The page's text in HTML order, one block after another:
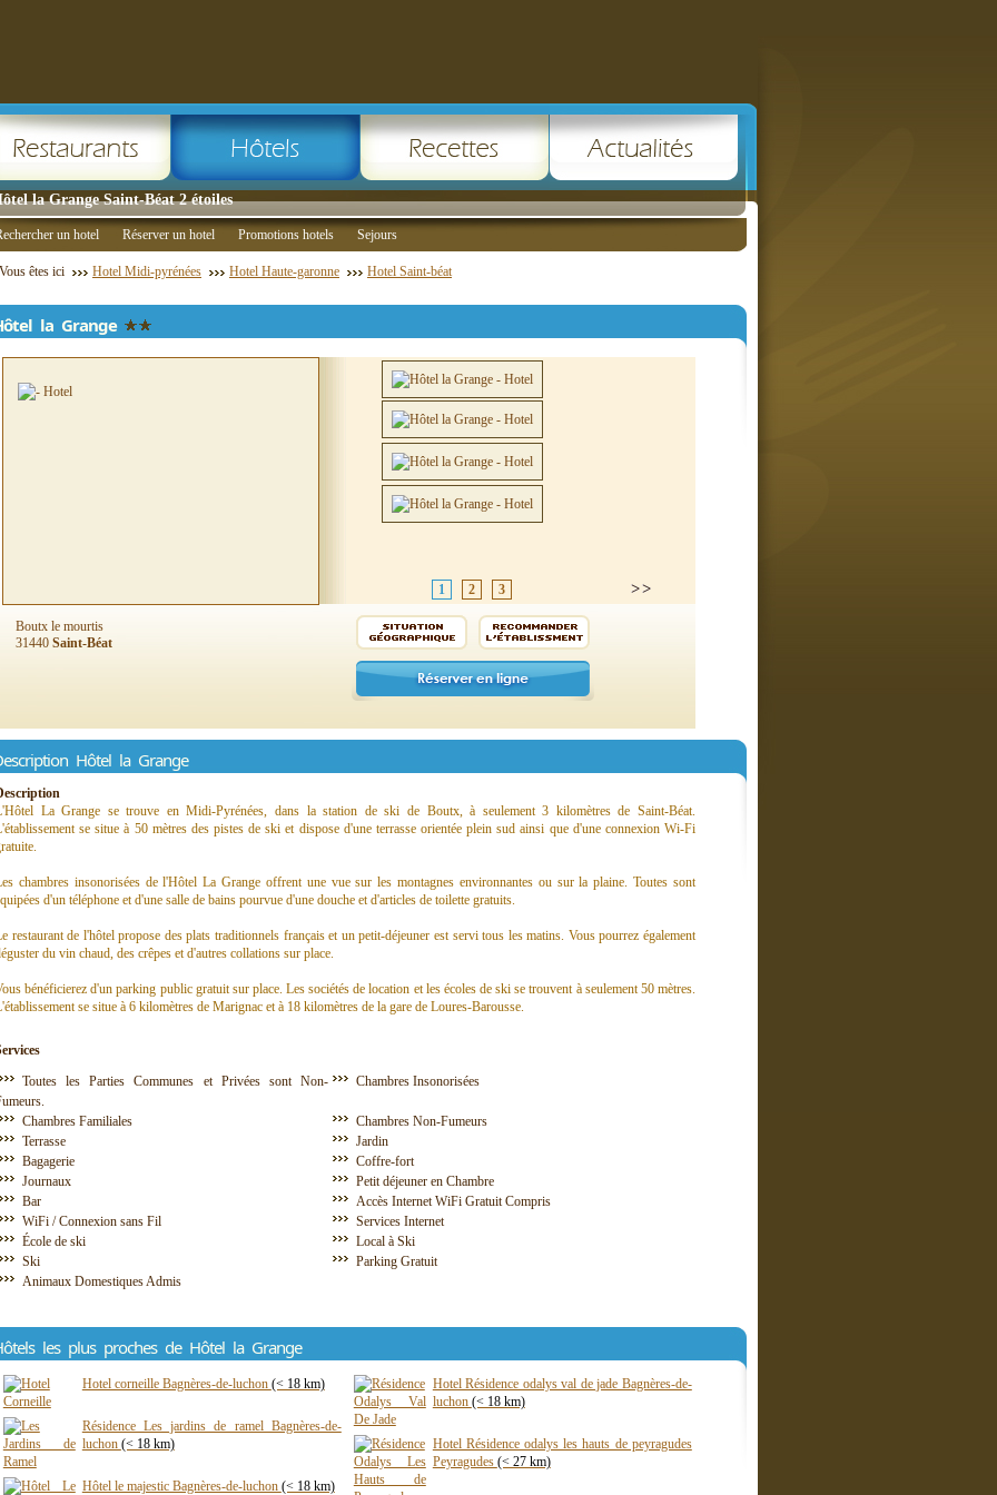
la Grange Saint-Béat 2 étoiles
un hotel Réserver un hotel Promotions hotels Sejours
Vous êtes ici Hotel Midi-pyrénées Hotel Haute-garonne Hotel Saint-béat
la Grange
1 2 3
Boutx le mourtis
31440 Saint-Béat
Hôtel la Grange
La Grange se trouve en Midi-Pyrénées, dans la station de ski de Boutx, à seulement 3 kilomètres de Saint-Béat.
se situe à 50 mètres des pistes de ski et dispose d'une terrasse orientée plein sud ainsi que d'une connexion Wi-Fi
chambres insonorisées de l'Hôtel La Grange offrent une vue sur les montagnes environnantes ou sur la plaine. Toutes sont
d'un téléphone et d'une salle de bains pourvue d'une douche et d'articles de toilette gratuits.
restaurant de l'hôtel propose des plats traditionnels français et un petit-déjeuner est servi tous les matins. Vous pourrez également
du vin chaud, des crêpes et d'autres collations sur place.
bénéficierez d'un parking public gratuit sur place. Les sociétés de location et les écoles de ski se trouvent à seulement 50 mètres.
se situe à 6 kilomètres de Marignac et à 18 kilomètres de la gare de Loures-Barousse.
Toutes les Parties Communes et Privées sont Non-
Chambres Insonorisées
Chambres Familiales
Chambres Non-Fumeurs
Terrasse
Jardin
Bagagerie
Coffre-fort
Journaux
Petit déjeuner en Chambre
Bar
Accès Internet WiFi Gratuit Compris
WiFi / Connexion sans Fil
Services Internet
École de ski
Local à Ski
Ski
Parking Gratuit
Animaux Domestiques Admis
les plus proches de Hôtel la Grange
Hotel corneille Bagnères-de-luchon (< 18 km)
Résidence Les jardins de ramel Bagnères-de-
luchon (< 18 km)
Hôtel le majestic Bagnères-de-luchon (< 18 km)
Hotel Résidence odalys val de jade Bagnères-de-
luchon (< 18 km)
Hotel Résidence odalys les hauts de peyragudes
Peyragudes (< 27 km)